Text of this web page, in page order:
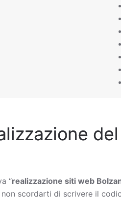
“realizzazione siti web
scordarti di scrivere il